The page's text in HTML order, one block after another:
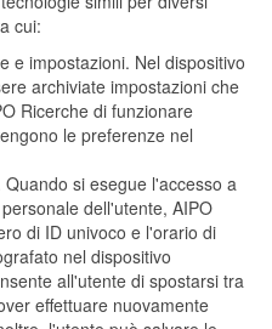
cui:
e impostazioni. Nel dispositivo
archiviate impostazioni che
Ricerche di funzionare
le preferenze nel
si esegue l'accesso a
dell'utente, AIPO
di ID univoco e l'orario di
nel dispositivo
all'utente di spostarsi tra
effettuare nuovamente